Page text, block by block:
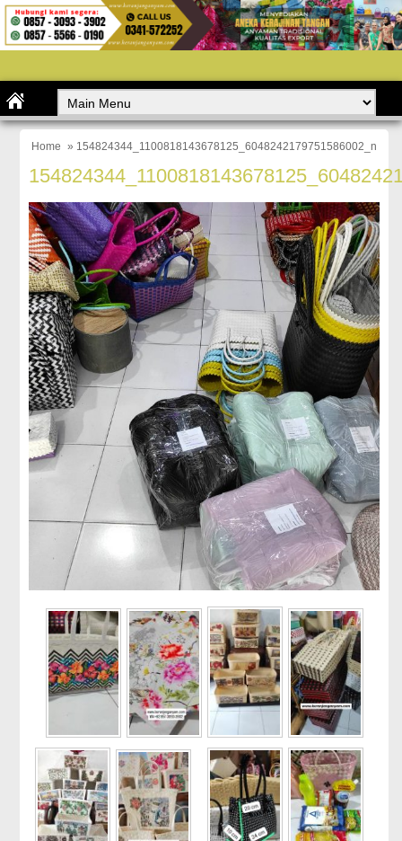
Home » 154824344_1100818143678125_6048242179751586002_n